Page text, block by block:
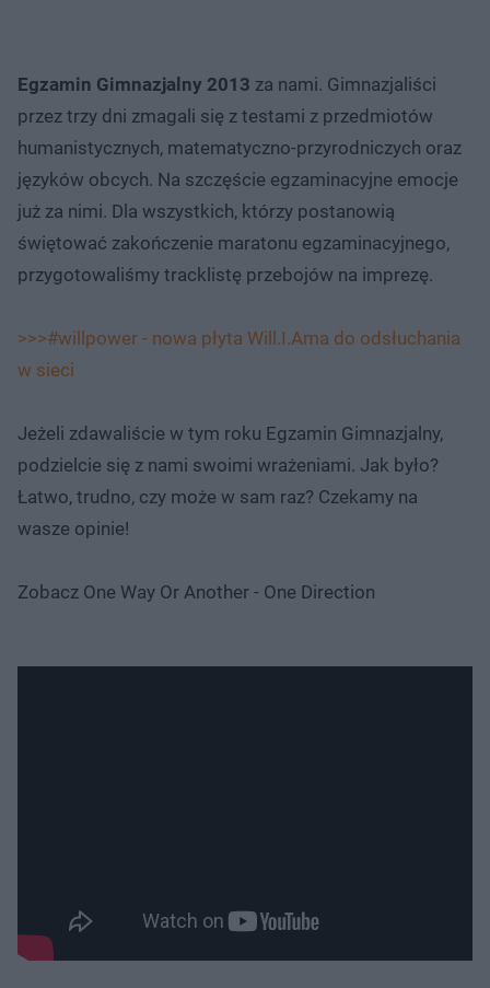
Egzamin Gimnazjalny 2013 za nami. Gimnazjaliści
przez trzy dni zmagali się z testami z przedmiotów
humanistycznych, matematyczno-przyrodniczych oraz
języków obcych. Na szczęście egzaminacyjne emocje
już za nimi. Dla wszystkich, którzy postanowią
świętować zakończenie maratonu egzaminacyjnego,
przygotowaliśmy tracklistę przebojów na imprezę.
>>>#willpower - nowa płyta Will.I.Ama do odsłuchania
w sieci
Jeżeli zdawaliście w tym roku Egzamin Gimnazjalny,
podzielcie się z nami swoimi wrażeniami. Jak było?
Łatwo, trudno, czy może w sam raz? Czekamy na
wasze opinie!
Zobacz One Way Or Another - One Direction